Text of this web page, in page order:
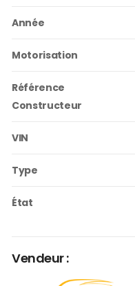
Année
Motorisation
Référence
Constructeur
VIN
Type
État
Vendeur :